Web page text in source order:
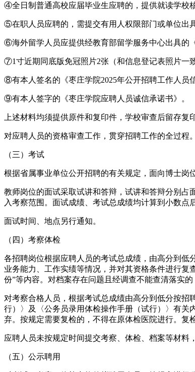
④全日制普通高校应届毕业生应聘的，提供就读学校
⑤在职人员应聘的，需提交有用人权限部门或单位出
⑥海外留学人员应提供经教育部留学服务中心出具的
⑦1寸近期同底版免冠照片2张（和信息登记表照片一
⑧有本人签名的《枣庄学院2025年公开招聘工作人员
⑨有本人签字的《枣庄学院应聘人员诚信承诺书》。
上述材料均须提供原件和复印件，学校审查后留存复
对应聘人员的资格审查工作，贯穿招聘工作的全过程
（三）考试
根据省属事业单位公开招聘的有关规定，面向博士岗
教师岗位的面试采取试讲和答辩，试讲和答辩分别占
入考察范围。面试成绩、考试总成绩均计算到小数点
面试时间、地点另行通知。
（四）考察体检
各招聘岗位根据应聘人员的考试总成绩，由高分到低
业务能力、工作实绩等情况，并对其资格条件进行复
份”等内容。对档案存在问题且经调查不能查清落实的
对考察合格人员，根据考试总成绩由高分到低分按
行）〉及〈公务员录用体检操作手册（试行）〉有关
弃。按规定需要复检的，不得在原体检医院进行。复
应聘人员未按规定时间提交考察、体检、档案等材料
（五）公示聘用